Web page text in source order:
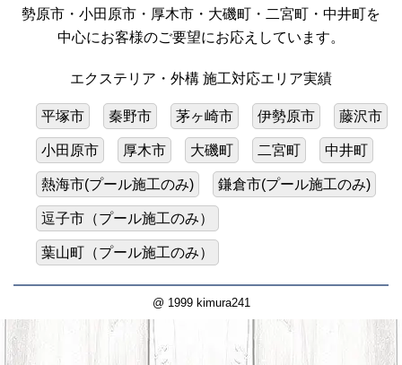
勢原市・小田原市・厚木市・大磯町・二宮町・中井町を
中心にお客様のご要望にお応えしています。
エクステリア・外構 施工対応エリア実績
平塚市 秦野市 茅ヶ崎市 伊勢原市 藤沢市
小田原市 厚木市 大磯町 二宮町 中井町
熱海市(プール施工のみ) 鎌倉市(プール施工のみ)
逗子市（プール施工のみ）
葉山町（プール施工のみ）
@ 1999 kimura241